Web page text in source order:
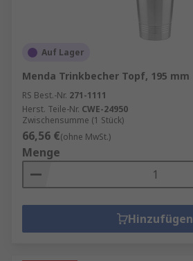
Auf Lager
Menda Trinkbecher Topf, 195 mm
RS Best.-Nr. 271-1111
Herst. Teile-Nr. CWE-24950
Zwischensumme (1 Stück)
66,56 €(ohne MwSt.)
Menge
Hinzufügen